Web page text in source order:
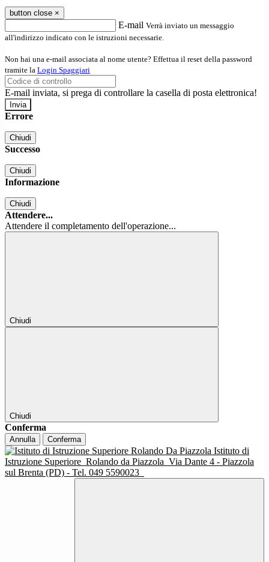
button close ×
E-mail Verrà inviato un messaggio
all'indirizzo indicato con le istruzioni necessarie.
Non hai una e-mail associata al nome utente? Effettua il reset della password
tramite la Login Spaggiari
E-mail inviata, si prega di controllare la casella di posta elettronica!
Errore
Chiudi
Successo
Chiudi
Informazione
Chiudi
Attendere...
Attendere il completamento dell'operazione...
Chiudi
Chiudi
Conferma
Annulla Conferma
Istituto di
Istruzione Superiore Rolando da Piazzola Via Dante 4 - Piazzola
sul Brenta (PD) - Tel. 049 5590023